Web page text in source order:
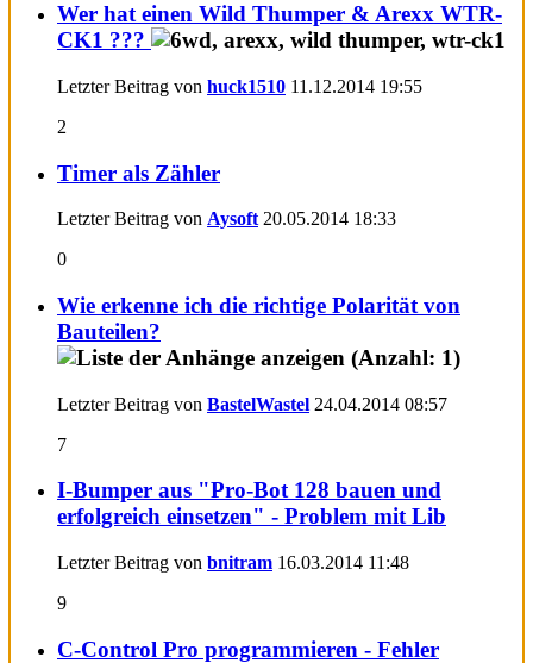
Wer hat einen Wild Thumper & Arexx WTR-
CK1 ???
Letzter Beitrag von huck1510 11.12.2014 19:55
2
Timer als Zähler
Letzter Beitrag von Aysoft 20.05.2014 18:33
0
Wie erkenne ich die richtige Polarität von
Bauteilen?
Letzter Beitrag von BastelWastel 24.04.2014 08:57
7
I-Bumper aus "Pro-Bot 128 bauen und
erfolgreich einsetzen" - Problem mit Lib
Letzter Beitrag von bnitram 16.03.2014 11:48
9
C-Control Pro programmieren - Fehler